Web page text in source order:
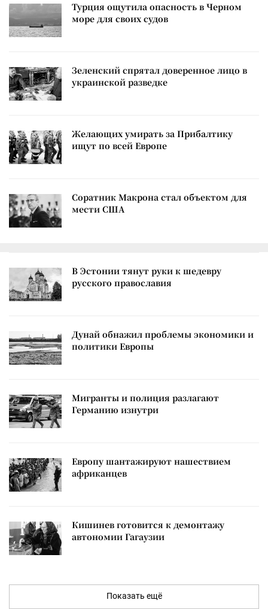
Турция ощутила опасность в Черном
море для своих судов
Зеленский спрятал доверенное лицо в
украинской разведке
Желающих умирать за Прибалтику
ищут по всей Европе
Соратник Макрона стал объектом для
мести США
В Эстонии тянут руки к шедевру
русского православия
Дунай обнажил проблемы экономики и
политики Европы
Мигранты и полиция разлагают
Германию изнутри
Европу шантажируют нашествием
африканцев
Кишинев готовится к демонтажу
автономии Гагаузии
Показать ещё